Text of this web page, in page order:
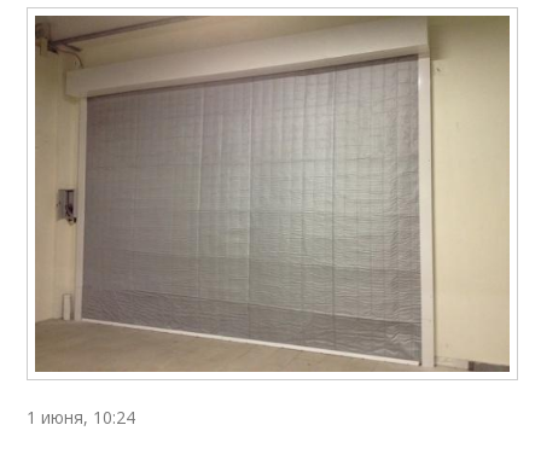
1 июня, 10:24